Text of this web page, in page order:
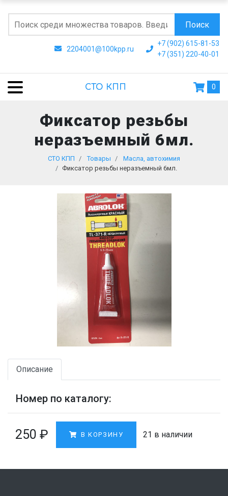
2204001@100kpp.ru
+7 (902) 615-81-53
+7 (351) 220-40-01
Поиск
СТО КПП 0
Фиксатор резьбы
неразъемный 6мл.
СТО КПП Товары
Масла, автохимия
Фиксатор резьбы неразъемный 6мл.
Описание
Номер по каталогу:
250 ₽ В КОРЗИНУ 21 в наличии